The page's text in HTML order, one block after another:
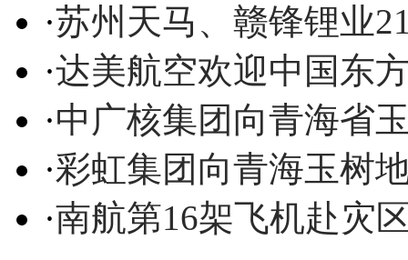
·苏州天马、赣锋锂业
·达美航空欢迎中国东
·中广核集团向青海省
·彩虹集团向青海玉树
·南航第16架飞机赴灾